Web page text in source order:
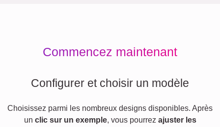
Commencez maintenant
Configurer et choisir un modèle
Choisissez parmi les nombreux designs disponibles. Après
un clic sur un exemple, vous pourrez ajuster les